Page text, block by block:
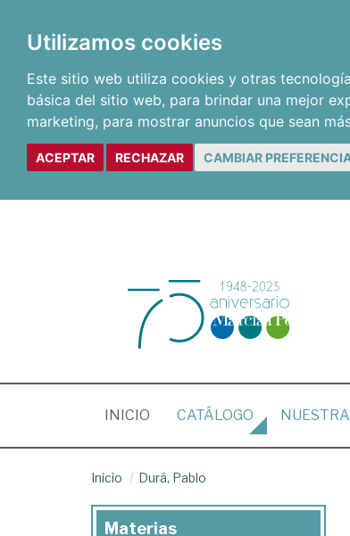
Utilizamos cookies
Este sitio web utiliza cookies y otras
básica del sitio web, para brindar una mejor
marketing, para mostrar anuncios que sean
ACEPTAR RECHAZAR CAMBIAR
INICIO (CURRENT)
CATÁLOGO
Inicio Durá, Pablo
Materias